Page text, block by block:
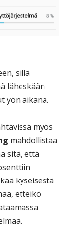
sillä
läheskään
yön aikana.
myös
mahdollistaa
sitä, että
kyseisestä
etteikö